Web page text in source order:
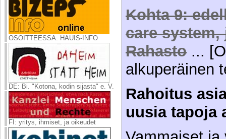
OSOITTEESSA: HAUIS-INFO
DE: Bi. "Kotona, kodin sijasta" e. V.
FI: yritys, ihmiset, ja oikeudet
Kohta 9:
care system,
Rahasto ...
alkuperäinen
Rahoitus
uusia tapoja